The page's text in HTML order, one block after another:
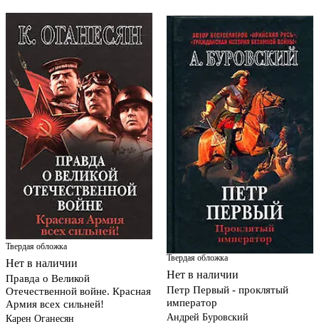
Твердая обложка
Нет в наличии
Правда о Великой
Отечественной войне. Красная
Армия всех сильней!
Карен Оганесян
Твердая обложка
Нет в наличии
Петр Первый - проклятый
император
Андрей Буровский